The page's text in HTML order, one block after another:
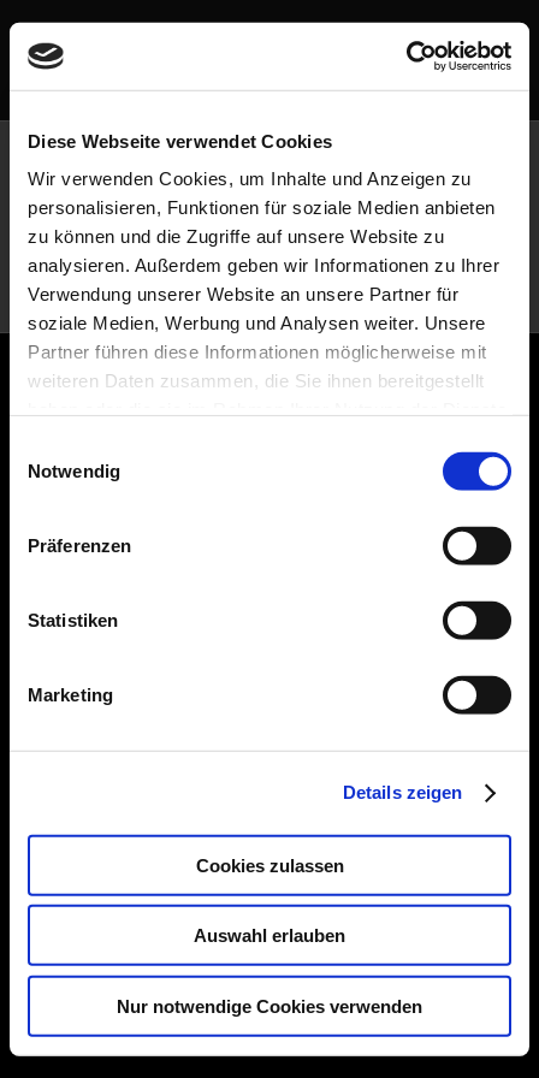
Diese Webseite verwendet Cookies
Wir verwenden Cookies, um Inhalte und Anzeigen zu
personalisieren, Funktionen für soziale Medien anbieten
zu können und die Zugriffe auf unsere Website zu
analysieren. Außerdem geben wir Informationen zu Ihrer
Verwendung unserer Website an unsere Partner für
soziale Medien, Werbung und Analysen weiter. Unsere
Partner führen diese Informationen möglicherweise mit
weiteren Daten zusammen, die Sie ihnen bereitgestellt
Cookies, wenn Sie unsere Webseite weiterhin nutzen.
Notwendig
Präferenzen
Statistiken
Marketing
Details zeigen
Cookies zulassen
Auswahl erlauben
Nur notwendige Cookies verwenden
Zum
Inhalt
springen